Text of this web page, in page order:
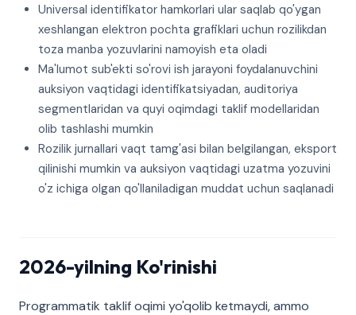
Universal identifikator hamkorlari ular saqlab qo'ygan
xeshlangan elektron pochta grafiklari uchun rozilikdan
toza manba yozuvlarini namoyish eta oladi
Ma'lumot sub'ekti so'rovi ish jarayoni foydalanuvchini
auksiyon vaqtidagi identifikatsiyadan, auditoriya
segmentlaridan va quyi oqimdagi taklif modellaridan
olib tashlashi mumkin
Rozilik jurnallari vaqt tamg'asi bilan belgilangan, eksport
qilinishi mumkin va auksiyon vaqtidagi uzatma yozuvini
o'z ichiga olgan qo'llaniladigan muddat uchun saqlanadi
2026-yilning Ko'rinishi
Programmatik taklif oqimi yo'qolib ketmaydi, ammo